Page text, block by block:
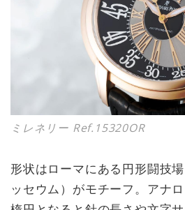
ミレネリー Ref.15320OR
形状はローマにある円形闘技
ッセウム）がモチーフ。アナ